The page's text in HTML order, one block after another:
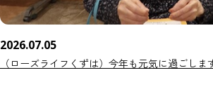
2026.07.05
（ローズライフくずは）今年も元気に過ごしま